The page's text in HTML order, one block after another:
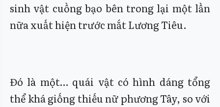
sinh vật cuồng bạo bên trong lại một lần
nữa xuất hiện trước mắt Lương Tiêu.
Đó là một… quái vật có hình dáng tổng
thể khá giống thiếu nữ phương Tây, so với